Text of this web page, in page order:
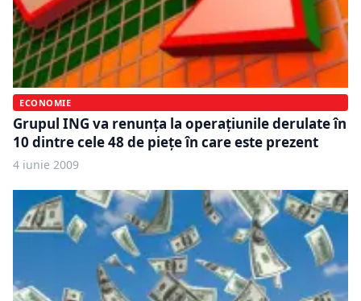
ECONOMIE
Grupul ING va renunţa la operaţiunile derulate în
10 dintre cele 48 de pieţe în care este prezent
4 iunie 2009